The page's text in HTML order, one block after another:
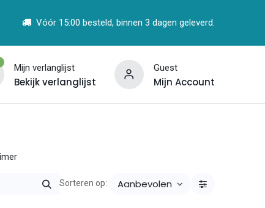
Vóór 15:00 besteld, binnen 3 dagen geleverd.
Mijn verlanglijst
Bekijk verlanglijst
Guest
Mijn Account
Sorteren op: Aanbevolen